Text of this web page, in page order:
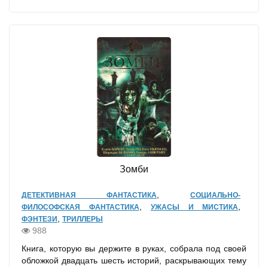
Зомби
ДЕТЕКТИВНАЯ ФАНТАСТИКА
СОЦИАЛЬНО-
ФИЛОСОФСКАЯ ФАНТАСТИКА
УЖАСЫ И МИСТИКА
ФЭНТЕЗИ ТРИЛЛЕРЫ
988
Книга, которую вы держите в руках, собрала под своей
обложкой двадцать шесть историй, раскрывающих тему